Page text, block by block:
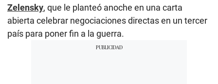
Zelensky, que le planteó anoche en una carta
abierta celebrar negociaciones directas en un tercer
país para poner fin a la guerra.